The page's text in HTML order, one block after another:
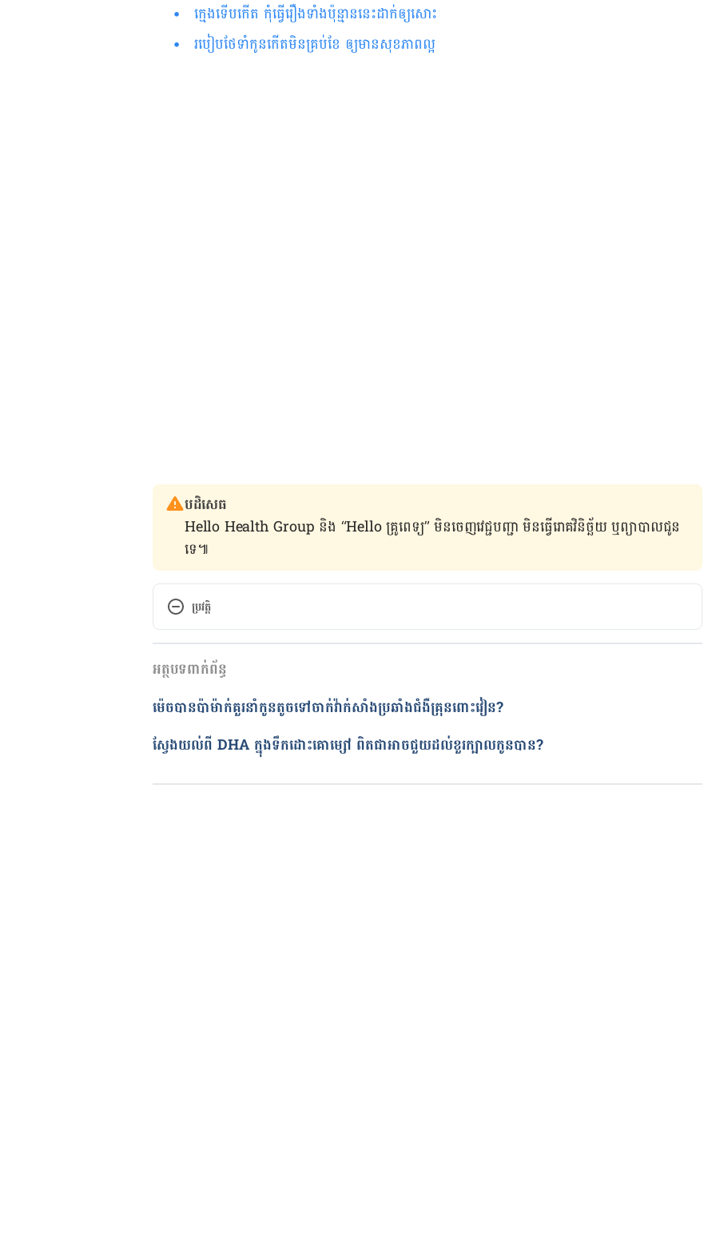
ក្មេង​ទើប​កើត កុំ​ធ្វើ​រឿង​​ទាំង​ប៉ុន្មាន​នេះ​ដាក់​ឲ្យ​សោះ
របៀបថែទាំកូនកើតមិនគ្រប់ខែ ឲ្យមានសុខភាពល្អ
បដិសេធ
Hello Health Group និង “Hello គ្រូពេទ្យ” មិន​ចេញ​វេជ្ជបញ្ជា មិន​ធ្វើ​រោគវិនិច្ឆ័យ ឬ​ព្យាបាល​ជូន​
ទេ៕
ប្រវត្តិ
កំណែ​ប្រែបច្ចុប្បន្ន
14/02/2020
អត្ថបទ​ដោយ Try Ravi
ត្រួតពិនិត្យដោយ វេជ្ជ. ចាន់ ស៊ីណេត
បច្ចុប្បន្នភាពដោយ៖
ដេត ធន្នី
អត្ថបទពាក់ព័ន្ធ
ម៉េចបានប៉ាម៉ាក់គួរនាំកូនតូចទៅចាក់វ៉ាក់សាំងប្រឆាំងជំងឺគ្រុនពោះវៀន?
ស្វែងយល់ពី DHA ក្នុងទឹកដោះគោម្សៅ ពិតជាអាចជួយដល់ខួរក្បាលកូនបាន?